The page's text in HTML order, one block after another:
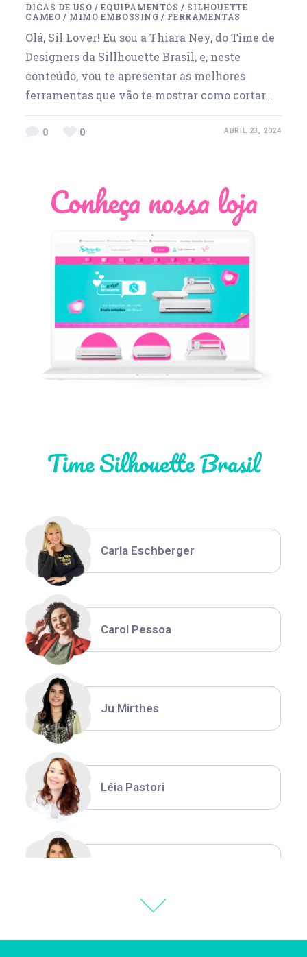
DICAS DE USO /EQUIPAMENTOS / SILHOUETTE
CAMEO / MIMO EMBOSSING / FERRAMENTAS
Olá, Sil Lover! Eu sou a Thiara Ney, do Time de
Designers da Sillhouette Brasil, e, neste
conteúdo, vou te apresentar as melhores
ferramentas que vão te mostrar como cortar…
0 0 ABRIL 23, 2024
Conheça nossa loja
Time Silhouette Brasil
Léia Pastori
Thiara Ney
Carla Eschberger
Carol Pessoa
Ju Mirthes
Léia Pastori